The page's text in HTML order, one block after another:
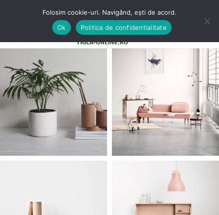
Folosim cookie-uri. Navigând, ești de acord.
Ok
Politica de confidentialitate